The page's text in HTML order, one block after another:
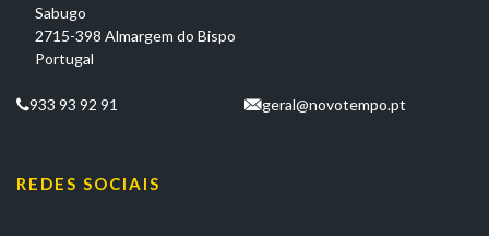
Sabugo
2715-398 Almargem do Bispo
Portugal
933 93 92 91 geral@novotempo.pt
REDES SOCIAIS